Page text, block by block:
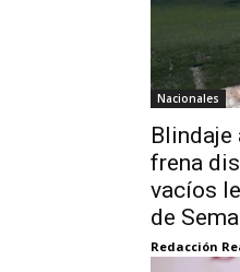
Nacionales
Blindaje
frena
vacíos
de
Redacción